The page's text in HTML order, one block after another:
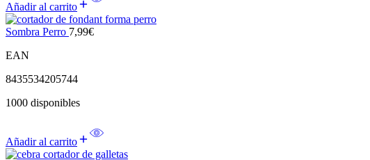
Añadir al carrito
Sombra Perro 7,99€
EAN
8435534205744
1000 disponibles
Añadir al carrito